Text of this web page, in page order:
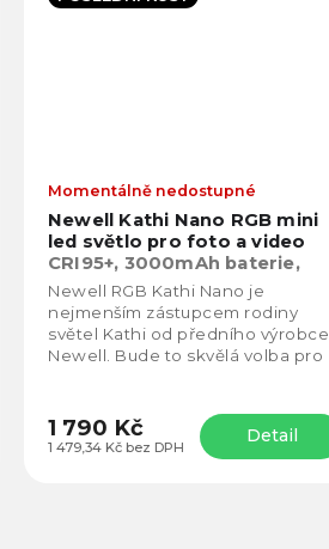
Newell Kathi Nano RGB mini
led světlo pro foto a video
CRI95+, 3000mAh baterie,
výdrž až 15h
Momentálně nedostupné
1 479,34 Kč bez DPH
1 790 Kč Detail
Newell RGB Kathi Nano je
nejmenším zástupcem rodiny
světel Kathi od předního výrobce
Newell. Bude to skvělá volba pro